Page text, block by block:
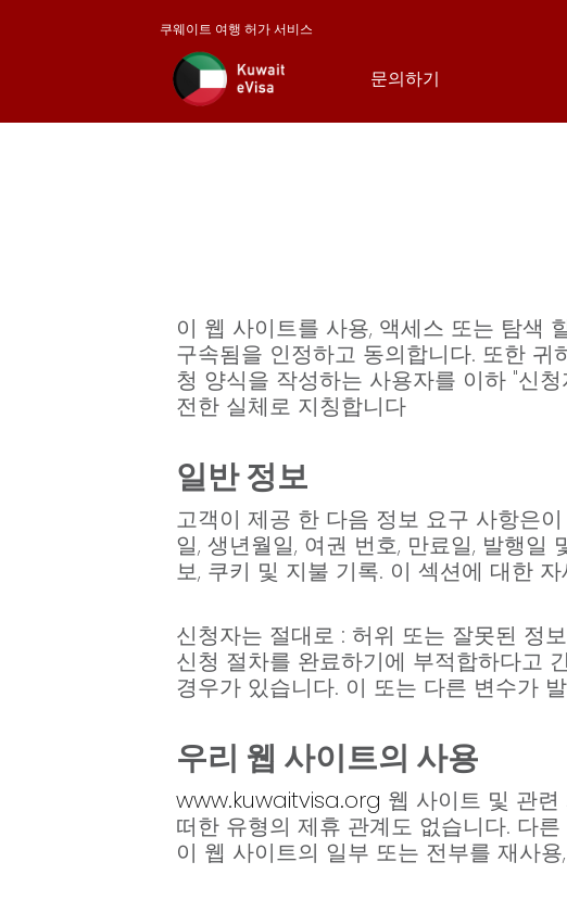
쿠웨이트 여행 허가 서비스
문의하기
이 웹 사이트를 사용, 액세스 또는 탐색
구속됨을 인정하고 동의합니다. 또한
청 양식을 작성하는 사용자를 이하 "신
전한 실체로 지칭합니다
일반 정보
고객이 제공 한 다음 정보 요구 사항은
일, 생년월일, 여권 번호, 만료일, 발행일
보, 쿠키 및 지불 기록. 이 섹션에 대한
신청자는 절대로 : 허위 또는 잘못된 정
신청 절차를 완료하기에 부적합하다고
경우가 있습니다. 이 또는 다른 변수가
우리 웹 사이트의 사용
www.kuwaitvisa.org 웹 사이트 및 관
떠한 유형의 제휴 관계도 없습니다. 다
이 웹 사이트의 일부 또는 전부를 재사